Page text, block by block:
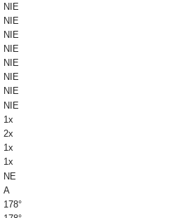
NIE
NIE
NIE
NIE
NIE
NIE
NIE
NIE
1x
2x
1x
1x
NE
A
178°